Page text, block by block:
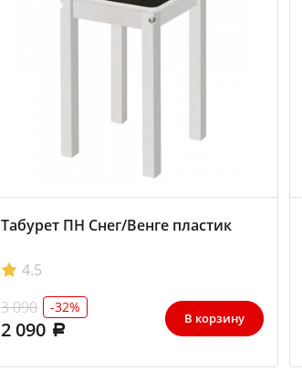
Табурет ПН Снег/Венге пластик
4.5
3 090
-32%
2 090 В корзину